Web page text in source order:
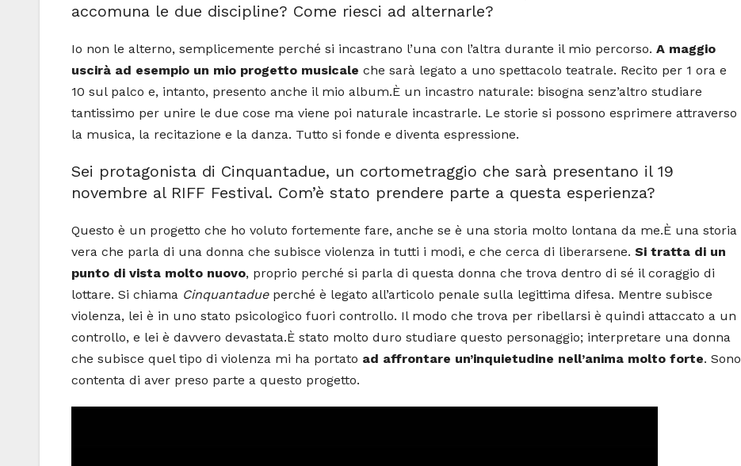
accomuna le due discipline? Come riesci ad alternarle?
Io non le alterno, semplicemente perché si incastrano l’una con l’altra durante il mio percorso. A maggio
uscirà ad esempio un mio progetto musicale che sarà legato a uno spettacolo teatrale. Recito per 1 ora e
10 sul palco e, intanto, presento anche il mio album.È un incastro naturale: bisogna senz’altro studiare
tantissimo per unire le due cose ma viene poi naturale incastrarle. Le storie si possono esprimere attraverso
la musica, la recitazione e la danza. Tutto si fonde e diventa espressione.
Sei protagonista di Cinquantadue, un cortometraggio che sarà presentano il 19
novembre al RIFF Festival. Com’è stato prendere parte a questa esperienza?
Questo è un progetto che ho voluto fortemente fare, anche se è una storia molto lontana da me.È una storia
vera che parla di una donna che subisce violenza in tutti i modi, e che cerca di liberarsene. Si tratta di un
punto di vista molto nuovo, proprio perché si parla di questa donna che trova dentro di sé il coraggio di
lottare. Si chiama Cinquantadueperché è legato all’articolo penale sulla legittima difesa. Mentre subisce
violenza, lei è in uno stato psicologico fuori controllo. Il modo che trova per ribellarsi è quindi attaccato a un
controllo, e lei è davvero devastata.È stato molto duro studiare questo personaggio; interpretare una donna
che subisce quel tipo di violenza mi ha portato ad affrontare un’inquietudine nell’anima molto forte. Sono
contenta di aver preso parte a questo progetto.